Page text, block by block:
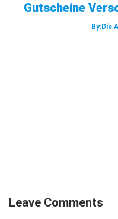
Gutscheine
By:Die
Leave Comments